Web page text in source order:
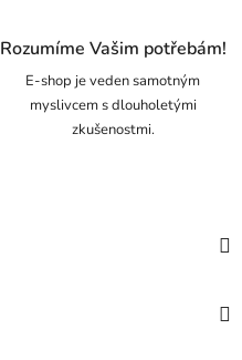
Rozumíme Vašim potřebám!
E-shop je veden samotným
myslivcem s dlouholetými
zkušenostmi.